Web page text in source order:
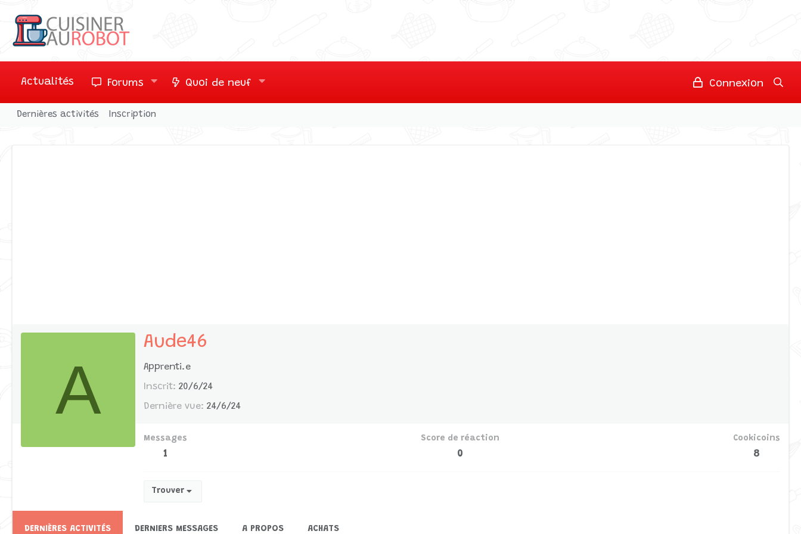
Actualités Forums Quoi de neuf Connexion
Dernières activités Inscription
A
Aude46
Apprenti.e
Inscrit 20/6/24
Dernière vue 24/6/24
Messages
1
Score de réaction
0
Cookicoins
8
Trouver
DERNIÈRES ACTIVITÉS DERNIERS MESSAGES A PROPOS ACHATS